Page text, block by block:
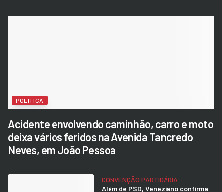
POLÍTICA
Acidente envolvendo caminhão, carro e moto
deixa vários feridos na Avenida Tancredo
Neves, em João Pessoa
CONVENÇÃO PARTIDÁRIA
Além de PSD, Veneziano confirma